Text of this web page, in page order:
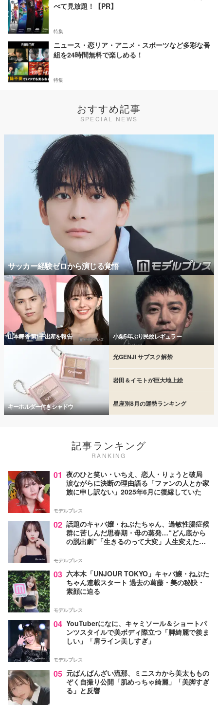
べて見放題！【PR】
特集
ニュース・恋リア・アニメ・スポーツなど多彩な番
組を24時間無料で楽しめる！
特集
おすすめ記事
SPECIAL NEWS
サッカー経験ゼロから演じる覚悟
山本舞香 第1子出産を報告 小栗5年ぶり民放レギュラー
キーホルダー付きシャドウ
光GENJI サブスク解禁
岩田＆イモトが巨大地上絵
星座別8月の運勢ランキング
記事ランキング
RANKING
01 夜のひと笑い・いちえ、恋人・りょうと破局
涙ながらに決断の理由語る「ファンの人とか家
族に申し訳ない」2025年6月に復縁していた
モデルプレス
02 話題のキャバ嬢・ねぶたちゃん、過敏性腸症候
群に苦しんだ思春期・母の蒸発…“どん底から
の脱出劇”「生きるのって大変」人生変えた言
モデルプレス
03 六本木「UNJOUR TOKYO」キャバ嬢・ねぶた
ちゃん連載スタート 過去の葛藤・美の秘訣・
素顔に迫る
モデルプレス
04 YouTuberになに、キャミソール＆ショートパ
ンツスタイルで美ボディ際立つ「脚綺麗で羨ま
しい」「肩ライン美しすぎ」
モデルプレス
05 元ばんばんざい流那、ミニスカから美太ももの
ぞく自撮り公開「肌めっちゃ綺麗」「美脚すぎ
る」と反響